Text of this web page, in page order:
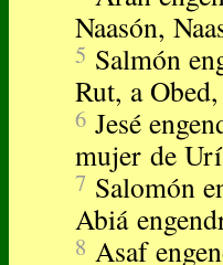
Naasón,
5 Salmón
Rut, a
6 Jesé
mujer de
7 Salomón
Abiá
8 Asaf